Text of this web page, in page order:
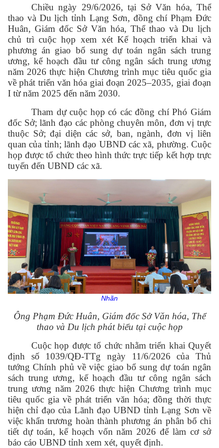
Chiều ngày 29/6/2026, tại Sở Văn hóa, Thể
thao và Du lịch tỉnh Lạng Sơn, đồng chí Phạm Đức
Huân, Giám đốc Sở Văn hóa, Thể thao và Du lịch
chủ trì cuộc họp xem xét Kế hoạch triển khai và
phương án giao bổ sung dự toán ngân sách trung
ương, kế hoạch đầu tư công ngân sách trung ương
năm 2026 thực hiện Chương trình mục tiêu quốc gia
về phát triển văn hóa giai đoạn 2025–2035, giai đoạn
I từ năm 2025 đến năm 2030.
Tham dự cuộc họp có các đồng chí Phó Giám
đốc Sở; lãnh đạo các phòng chuyên môn, đơn vị trực
thuộc Sở; đại diện các sở, ban, ngành, đơn vị liên
quan của tỉnh; lãnh đạo UBND các xã, phường. Cuộc
họp được tổ chức theo hình thức trực tiếp kết hợp trực
tuyến đến UBND các xã.
Nhãn
Ông Phạm Đức Huân, Giám đốc Sở Văn hóa, Thể
thao và Du lịch phát biểu tại cuộc họp
Cuộc họp được tổ chức nhằm triển khai Quyết
định số 1039/QĐ-TTg ngày 11/6/2026 của Thủ
tướng Chính phủ về việc giao bổ sung dự toán ngân
sách trung ương, kế hoạch đầu tư công ngân sách
trung ương năm 2026 thực hiện Chương trình mục
tiêu quốc gia về phát triển văn hóa; đồng thời thực
hiện chỉ đạo của Lãnh đạo UBND tỉnh Lạng Sơn về
việc khẩn trương hoàn thành phương án phân bổ chi
tiết dự toán, kế hoạch vốn năm 2026 để làm cơ sở
báo cáo UBND tỉnh xem xét, quyết định.